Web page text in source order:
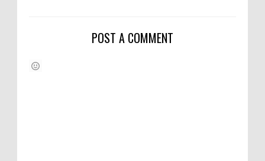
POST A COMMENT